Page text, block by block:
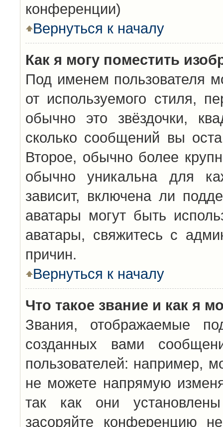
конференции)
Вернуться к началу
Как я могу поместить
Под именем пользователя
от используемого стиля,
обычно это звёздочки,
сколько сообщений вы
Второе, обычно более
обычно уникальна для
зависит, включена ли
аватары могут быть
аватары, свяжитесь с
причин.
Вернуться к началу
Что такое звание и как я
Звания, отображаемые
созданных вами
пользователей: например,
не можете напрямую
так как они
засоряйте конференцию